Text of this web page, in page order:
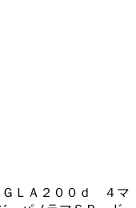
ＧＬＡ２００ｄ ４マ